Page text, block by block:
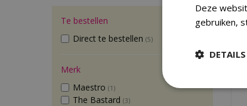
Te bestellen
Direct te bestellen (5)
Merk
Maestro (1)
The Bastard (3)
Deze
gebruiken,